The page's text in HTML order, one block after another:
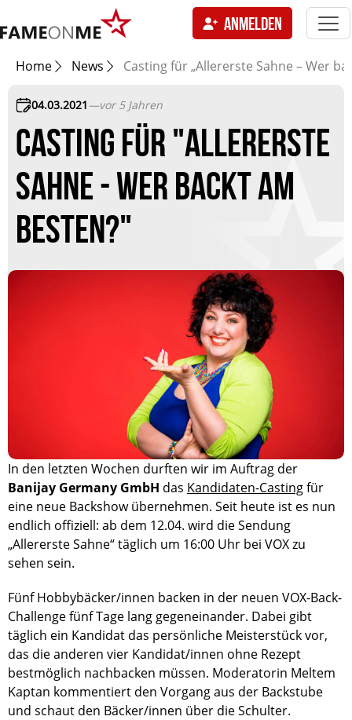
ANMELDEN
Home News Casting für „Allererste Sahne – Wer
04.03.2021—vor 5 Jahren
CASTING FÜR "ALLERERSTE
SAHNE - WER BACKT AM
BESTEN?"
In den letzten Wochen durften wir im Auftrag der
Banijay Germany GmbH das Kandidaten-Castingfür
eine neue Backshow übernehmen. Seit heute ist es nun
endlich offiziell: ab dem 12.04. wird die Sendung
„Allererste Sahne“ täglich um 16:00 Uhr bei VOX zu
sehen sein.
Fünf Hobbybäcker/innen backen in der neuen VOX-Back-
Challenge fünf Tage lang gegeneinander. Dabei gibt
täglich ein Kandidat das persönliche Meisterstück vor,
das die anderen vier Kandidat/innen ohne Rezept
bestmöglich nachbacken müssen. Moderatorin Meltem
Kaptan kommentiert den Vorgang aus der Backstube
und schaut den Bäcker/innen über die Schulter.